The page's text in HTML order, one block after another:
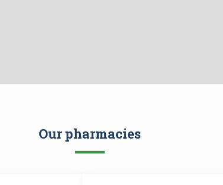
Our pharmacies